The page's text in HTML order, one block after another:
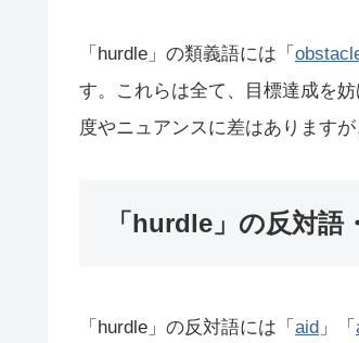
「hurdle」の類義語には「
す。これらは全て、目標達成を
度やニュアンスに差はあります
「hurdle」の反対語
「hurdle」の反対語には「 aid 」「